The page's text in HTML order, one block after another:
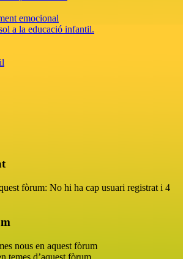
emocional
a la educació infantil.
fòrum: No hi ha cap usuari registrat i 4
nous en aquest fòrum